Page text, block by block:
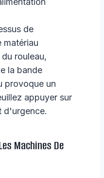
de
matériau
rouleau,
la bande
provoque un
appuyer sur
d'urgence.
Machines De